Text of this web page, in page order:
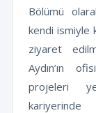
Bölümü
kendi ismiyle
ziyaret
Aydın’ın
projeleri